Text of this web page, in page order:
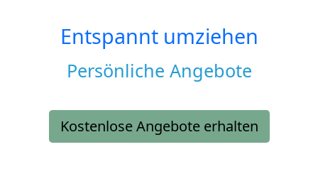
Entspannt umziehen
Persönliche Angebote
Kostenlose Angebote erhalten